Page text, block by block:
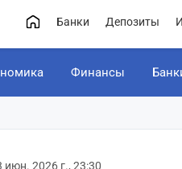
Банки Депозиты
Финансы
июн. 2026 г., 23:30